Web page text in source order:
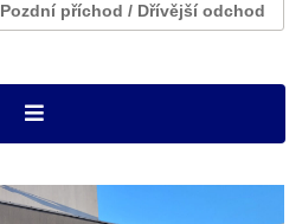
Pozdní příchod / Dřívější odchod